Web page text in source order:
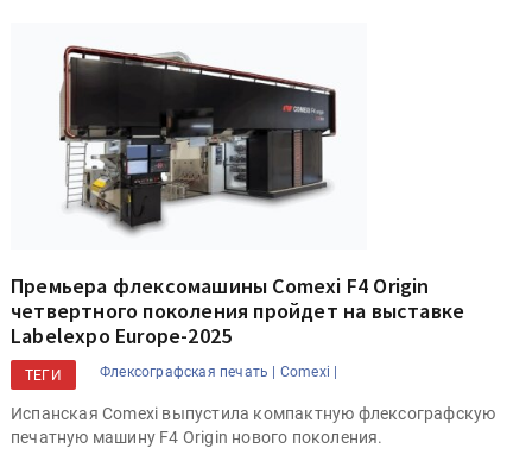
Премьера флексомашины Comexi F4 Origin
четвертного поколения пройдет на выставке
Labelexpo Europe-2025
ТЕГИ Флексографская печать | Comexi |
Испанская Comexi выпустила компактную флексографскую
печатную машину F4 Origin нового поколения.